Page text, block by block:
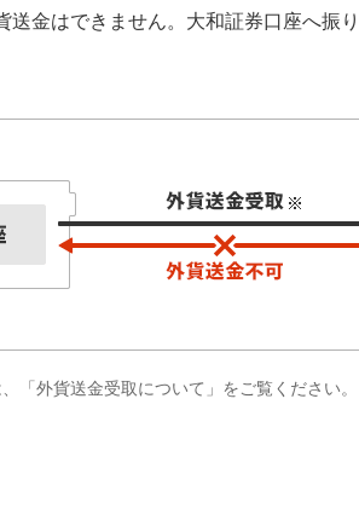
送金はできません。大和証券口座へ振
「外貨送金受取について」をご覧ください。